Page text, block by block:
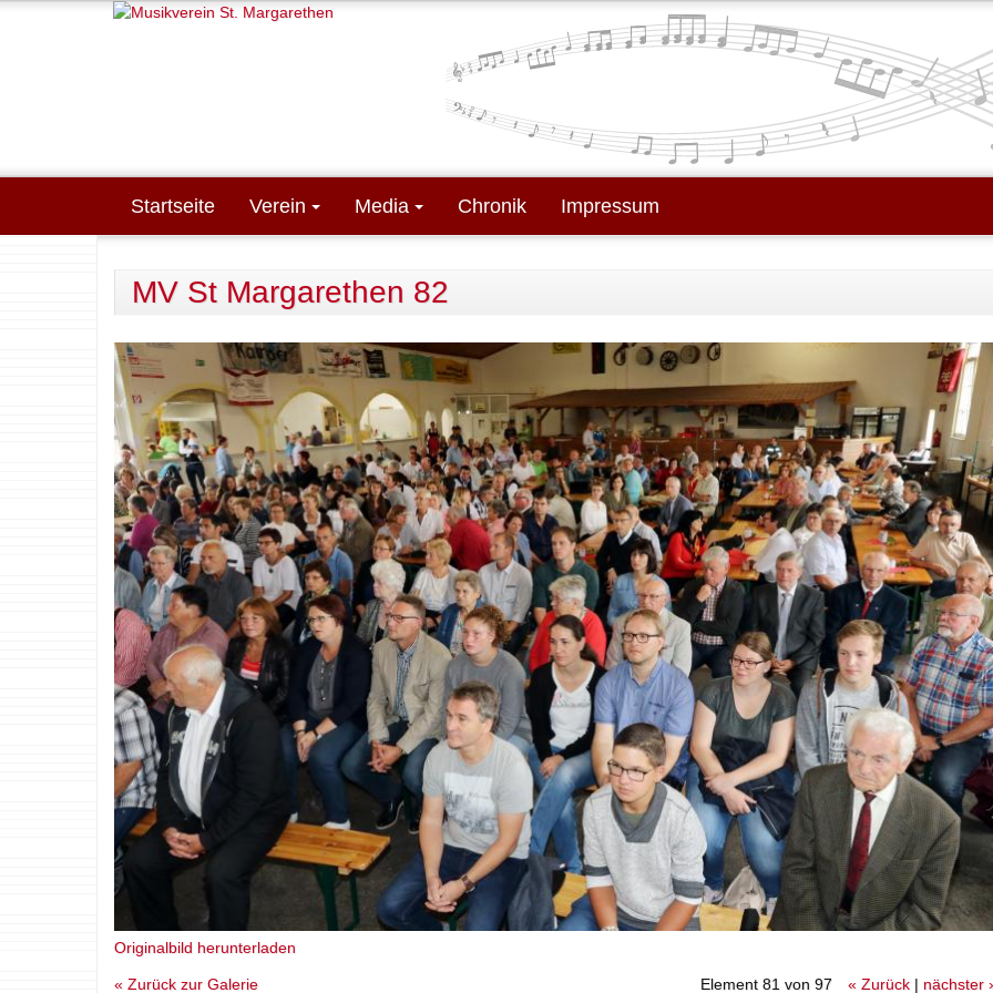
Direkt zum Inhalt
Startseite Verein Media Chronik Impressum
MV St Margarethen 82
Originalbild herunterladen
« Zurück zur Galerie Element 81 von 97 « Zurück| nächster